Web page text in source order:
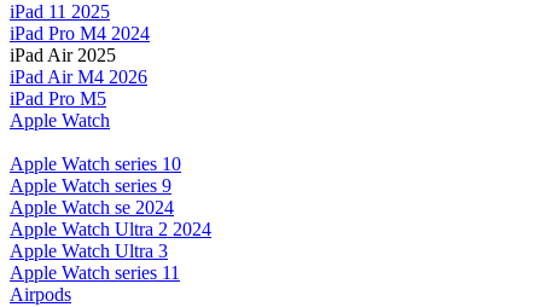
iPad 11 2025
iPad Pro M4 2024
iPad Air 2025
iPad Air M4 2026
iPad Pro M5
Apple Watch
Apple Watch series 10
Apple Watch series 9
Apple Watch se 2024
Apple Watch Ultra 2 2024
Apple Watch Ultra 3
Apple Watch series 11
Airpods